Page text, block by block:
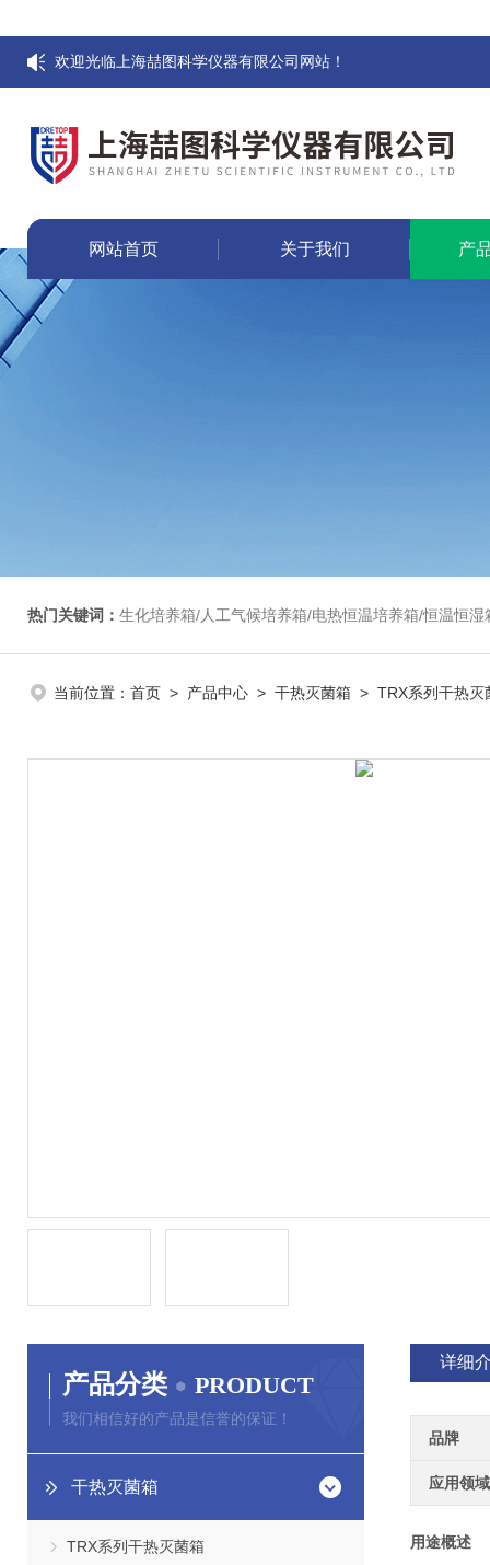
欢迎光临上海喆图科学仪器有限公司网站！
网站首页 关于我们 产
热门关键词： 生化培养箱/人工气候培养箱/电热恒温培养箱/恒温恒湿箱/光照培养箱/二氧化碳培养箱
当前位置： 首页 > 产品中心 > 干热灭菌箱 > TRX系列干热灭
产品分类 PRODUCT
我们相信好的产品是信誉的保证！
干热灭菌箱
TRX系列干热灭菌箱
详细
品牌
应用领域
用途概述